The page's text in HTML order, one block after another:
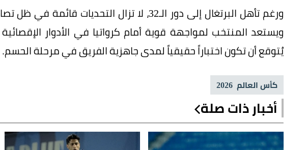
ورغم تأهل البرتغال إلى دور الـ32، لا تزال
يُتوقع أن تكون اختباراً حقيقياً لمدى جاهزية الفريق في مرحلة الحسم.
كأس العالم 2026
أخبار ذات صلة